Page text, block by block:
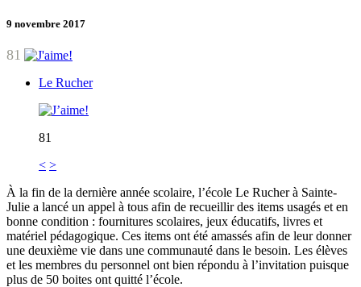
9 novembre 2017
81
Le Rucher
81
< >
À la fin de la dernière année scolaire, l’école Le Rucher à Sainte-
Julie a lancé un appel à tous afin de recueillir des items usagés et en
bonne condition : fournitures scolaires, jeux éducatifs, livres et
matériel pédagogique. Ces items ont été amassés afin de leur donner
une deuxième vie dans une communauté dans le besoin. Les élèves
et les membres du personnel ont bien répondu à l’invitation puisque
plus de 50 boites ont quitté l’école.